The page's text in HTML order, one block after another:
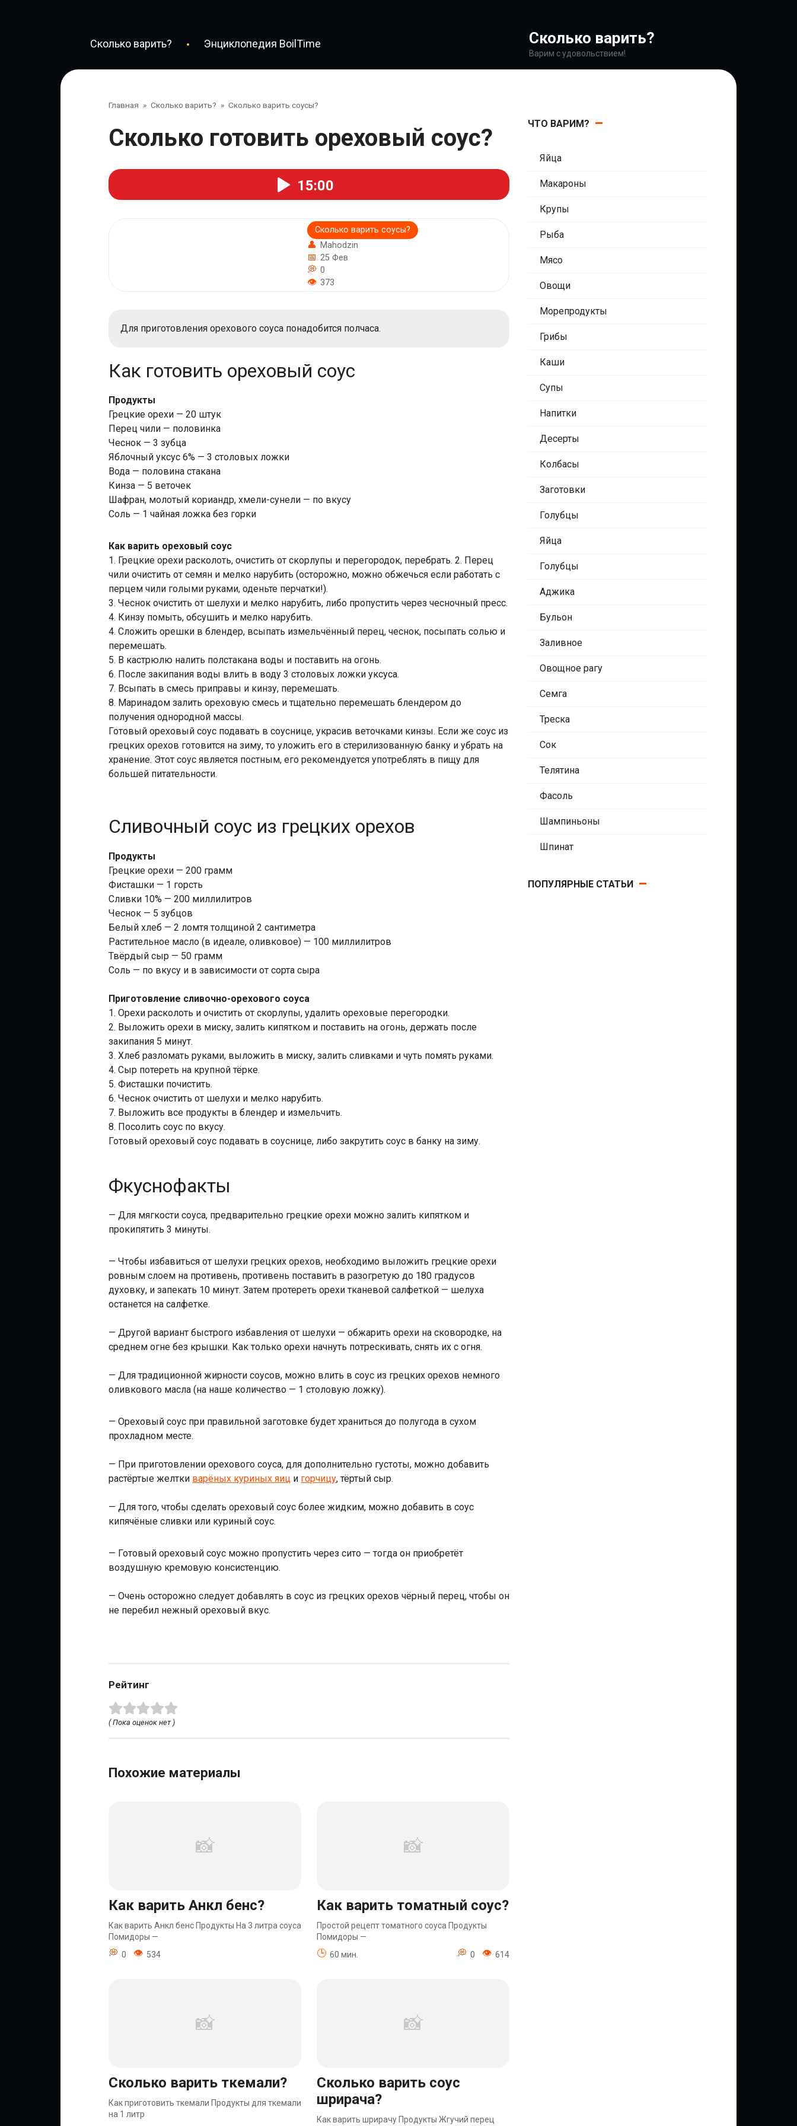
Сколько варить?
Варим с удовольствием!
Сколько варить? Энциклопедия BoilTime
Главная » Сколько варить? » Сколько варить соусы?
Сколько готовить ореховый соус?
15:00
Сколько варить соусы?
Mahodzin
25 Фев
0
373
Для приготовления орехового соуса понадобится полчаса.
Как готовить ореховый соус
Продукты
Грецкие орехи — 20 штук
Перец чили — половинка
Чеснок — 3 зубца
Яблочный уксус 6% — 3 столовых ложки
Вода — половина стакана
Кинза — 5 веточек
Шафран, молотый кориандр, хмели-сунели — по вкусу
Соль — 1 чайная ложка без горки
Как варить ореховый соус
1. Грецкие орехи расколоть, очистить от скорлупы и перегородок, перебрать. 2. Перец
чили очистить от семян и мелко нарубить (осторожно, можно обжечься если работать с
перцем чили голыми руками, оденьте перчатки!).
3. Чеснок очистить от шелухи и мелко нарубить, либо пропустить через чесночный пресс.
4. Кинзу помыть, обсушить и мелко нарубить.
4. Сложить орешки в блендер, всыпать измельчённый перец, чеснок, посыпать солью и
перемешать.
5. В кастрюлю налить полстакана воды и поставить на огонь.
6. После закипания воды влить в воду 3 столовых ложки уксуса.
7. Всыпать в смесь приправы и кинзу, перемешать.
8. Маринадом залить ореховую смесь и тщательно перемешать блендером до
получения однородной массы.
Готовый ореховый соус подавать в соуснице, украсив веточками кинзы. Если же соус из
грецких орехов готовится на зиму, то уложить его в стерилизованную банку и убрать на
хранение. Этот соус является постным, его рекомендуется употреблять в пищу для
большей питательности.
Сливочный соус из грецких орехов
Продукты
Грецкие орехи — 200 грамм
Фисташки — 1 горсть
Сливки 10% — 200 миллилитров
Чеснок — 5 зубцов
Белый хлеб — 2 ломтя толщиной 2 сантиметра
Растительное масло (в идеале, оливковое) — 100 миллилитров
Твёрдый сыр — 50 грамм
Соль — по вкусу и в зависимости от сорта сыра
Приготовление сливочно-орехового соуса
1. Орехи расколоть и очистить от скорлупы, удалить ореховые перегородки.
2. Выложить орехи в миску, залить кипятком и поставить на огонь, держать после
закипания 5 минут.
3. Хлеб разломать руками, выложить в миску, залить сливками и чуть помять руками.
4. Сыр потереть на крупной тёрке.
5. Фисташки почистить.
6. Чеснок очистить от шелухи и мелко нарубить.
7. Выложить все продукты в блендер и измельчить.
8. Посолить соус по вкусу.
Готовый ореховый соус подавать в соуснице, либо закрутить соус в банку на зиму.
Фкуснофакты
— Для мягкости соуса, предварительно грецкие орехи можно залить кипятком и
прокипятить 3 минуты.
— Чтобы избавиться от шелухи грецких орехов, необходимо выложить грецкие орехи
ровным слоем на противень, противень поставить в разогретую до 180 градусов
духовку, и запекать 10 минут. Затем протереть орехи тканевой салфеткой — шелуха
останется на салфетке.
— Другой вариант быстрого избавления от шелухи — обжарить орехи на сковородке, на
среднем огне без крышки. Как только орехи начнуть потрескивать, снять их с огня.
— Для традиционной жирности соусов, можно влить в соус из грецких орехов немного
оливкового масла (на наше количество — 1 столовую ложку).
— Ореховый соус при правильной заготовке будет храниться до полугода в сухом
прохладном месте.
— При приготовлении орехового соуса, для дополнительно густоты, можно добавить
растёртые желтки варёных куриных яиц и горчицу, тёртый сыр.
— Для того, чтобы сделать ореховый соус более жидким, можно добавить в соус
кипячёные сливки или куриный соус.
— Готовый ореховый соус можно пропустить через сито — тогда он приобретёт
воздушную кремовую консистенцию.
— Очень осторожно следует добавлять в соус из грецких орехов чёрный перец, чтобы он
не перебил нежный ореховый вкус.
Рейтинг
( Пока оценок нет )
Похожие материалы
Как варить Анкл бенс?
Как варить Анкл бенс Продукты На 3 литра соуса
Помидоры —
0
534
Как варить томатный соус?
Простой рецепт томатного соуса Продукты
Помидоры —
60 мин.
0 614
Сколько варить ткемали?
Как приготовить ткемали Продукты для ткемали
на 1 литр
Сколько варить соус
шрирача?
Как варить шрирачу Продукты Жгучий перец
ЧТО ВАРИМ?
Яйца
Макароны
Крупы
Рыба
Мясо
Овощи
Морепродукты
Грибы
Каши
Супы
Напитки
Десерты
Колбасы
Заготовки
Голубцы
Яйца
Голубцы
Аджика
Бульон
Заливное
Овощное рагу
Семга
Треска
Сок
Телятина
Фасоль
Шампиньоны
Шпинат
ПОПУЛЯРНЫЕ СТАТЬИ